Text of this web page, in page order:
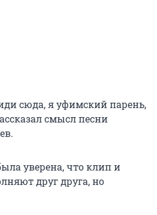
сюда, я уфимский парень,
смысл песни
уверена, что клип и
друг друга, но